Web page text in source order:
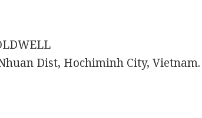
Dist, Hochiminh City, Vietnam.